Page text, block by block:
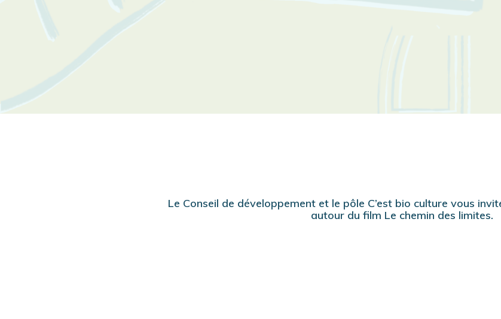
Le Conseil de développement et le pôle C’est bio culture vous
autour du film Le chemin des limites.